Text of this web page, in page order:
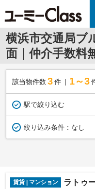
横浜市交通局ブ
面｜仲介手数料
該当物件数 3件 1～3
駅で絞り込む
絞り込み条件： なし
賃貸 | マンション ラトゥ